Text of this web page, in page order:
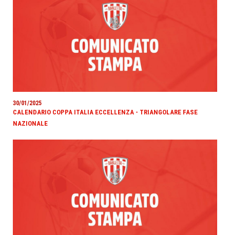
30/01/2025
CALENDARIO COPPA ITALIA ECCELLENZA - TRIANGOLARE FASE
NAZIONALE